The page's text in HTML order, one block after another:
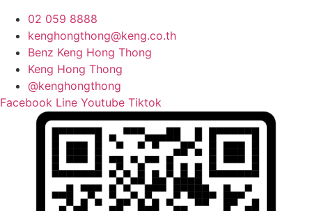
02 059 8888
kenghongthong@keng.co.th
Benz Keng Hong Thong
Keng Hong Thong
@kenghongthong
Facebook Line Youtube Tiktok